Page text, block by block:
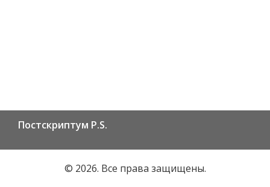
Постскриптум P.S.
© 2026. Все права защищены.